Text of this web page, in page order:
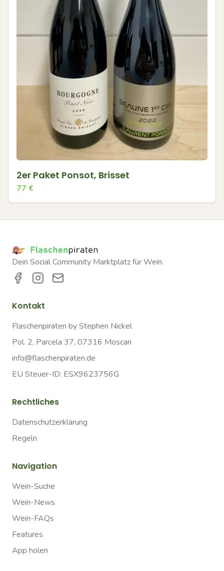
2er Paket Ponsot, Brisset
77 €
Dein Social Community Marktplatz für Wein.
Kontakt
Flaschenpiraten by Stephen Nickel
Pol. 2, Parcela 37, 07316 Moscari
info@flaschenpiraten.de
EU Steuer-ID: ESX9623756G
Rechtliches
Datenschutzerklärung
Regeln
Navigation
Wein-Suche
Wein-News
Wein-FAQs
Features
App holen